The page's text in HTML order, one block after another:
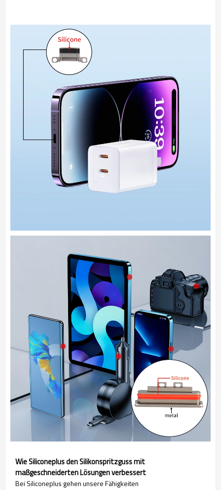
Wie Siliconeplus den Silikonspritzguss mit
maßgeschneiderten Lösungen verbessert
Bei Siliconeplus gehen unsere Fähigkeiten